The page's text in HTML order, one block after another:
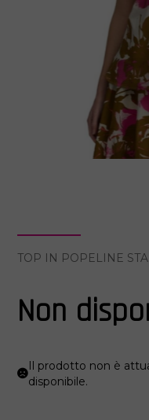
TOP IN POPELINE
Non
Il prodotto non è
disponibile.